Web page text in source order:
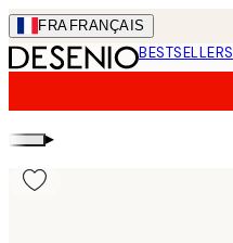
Skip
to
main
FRA FRANÇAIS
BESTSELLERS
▸